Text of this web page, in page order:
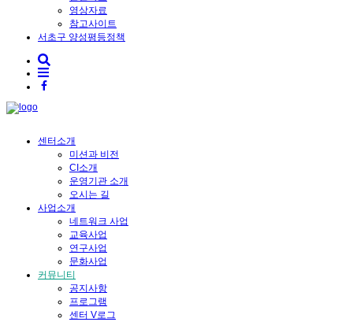
영상자료
참고사이트
서초구 양성평등정책
센터소개
미션과 비전
CI소개
운영기관 소개
오시는 길
사업소개
네트워크 사업
교육사업
연구사업
문화사업
커뮤니티
공지사항
프로그램
센터 V로그